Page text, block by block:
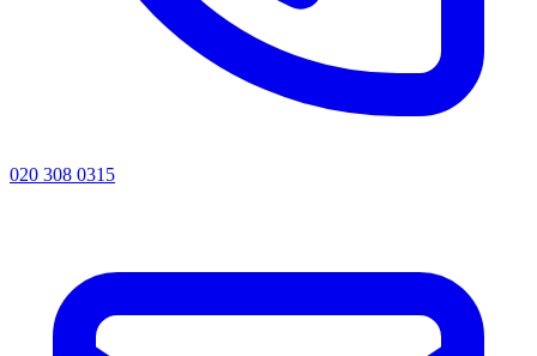
020 308 0315